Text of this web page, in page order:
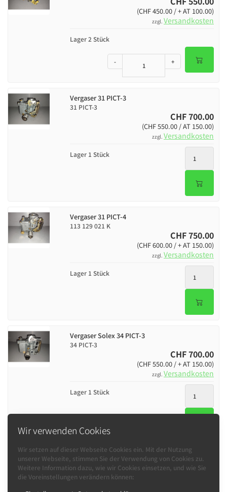
Wir verwenden Cookies
Wir setzen auf dieser Webseite Cookies ein. Mit der Nutzung
unserer Webseite, stimmen Sie der Verwendung von Cookies zu.
Weitere Information dazu, wie wir Cookies einsetzen, und wie Sie
die Voreinstellungen verändern können:
(CHF 450.00 / + AT 100.00)
zzgl. Versandkosten
Lager 2 Stück
- +
Vergaser 31 PICT-3
31 PICT-3
CHF 700.00
(CHF 550.00 / AT 150.00)
zzgl. Versandkosten
Lager 1 Stück
Vergaser 31 PICT-4
113 129 021 K
CHF 750.00
(CHF 600.00 / + AT 150.00)
zzgl. Versandkosten
Lager 1 Stück
Vergaser Solex 34 PICT-3
34 PICT-3
CHF 700.00
(CHF 550.00 / + AT 150.00)
zzgl. Versandkosten
Lager 1 Stück
Informationen